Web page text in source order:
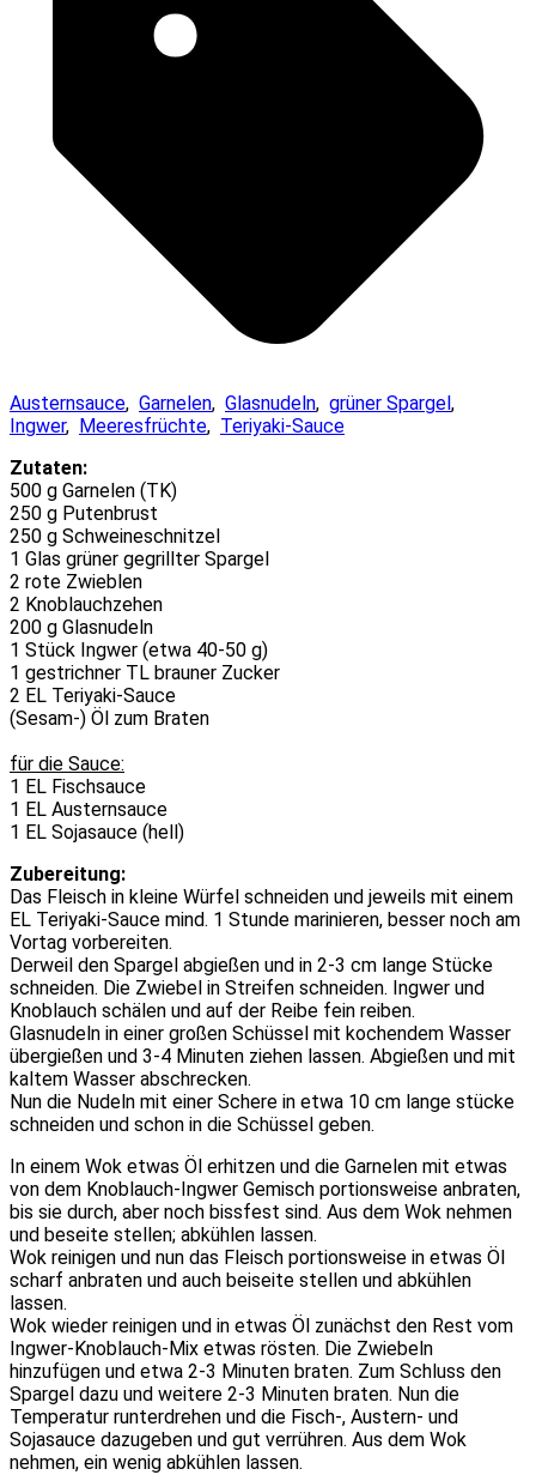
Austernsauce, Garnelen, Glasnudeln, grüner Spargel,
Ingwer, Meeresfrüchte, Teriyaki-Sauce
Zutaten:
500 g Garnelen (TK)
250 g Putenbrust
250 g Schweineschnitzel
1 Glas grüner gegrillter Spargel
2 rote Zwieblen
2 Knoblauchzehen
200 g Glasnudeln
1 Stück Ingwer (etwa 40-50 g)
1 gestrichner TL brauner Zucker
2 EL Teriyaki-Sauce
(Sesam-) Öl zum Braten
für die Sauce:
1 EL Fischsauce
1 EL Austernsauce
1 EL Sojasauce (hell)
Zubereitung:
Das Fleisch in kleine Würfel schneiden und jeweils mit einem
EL Teriyaki-Sauce mind. 1 Stunde marinieren, besser noch am
Vortag vorbereiten.
Derweil den Spargel abgießen und in 2-3 cm lange Stücke
schneiden. Die Zwiebel in Streifen schneiden. Ingwer und
Knoblauch schälen und auf der Reibe fein reiben.
Glasnudeln in einer großen Schüssel mit kochendem Wasser
übergießen und 3-4 Minuten ziehen lassen. Abgießen und mit
kaltem Wasser abschrecken.
Nun die Nudeln mit einer Schere in etwa 10 cm lange stücke
schneiden und schon in die Schüssel geben.
In einem Wok etwas Öl erhitzen und die Garnelen mit etwas
von dem Knoblauch-Ingwer Gemisch portionsweise anbraten,
bis sie durch, aber noch bissfest sind. Aus dem Wok nehmen
und beseite stellen; abkühlen lassen.
Wok reinigen und nun das Fleisch portionsweise in etwas Öl
scharf anbraten und auch beiseite stellen und abkühlen
lassen.
Wok wieder reinigen und in etwas Öl zunächst den Rest vom
Ingwer-Knoblauch-Mix etwas rösten. Die Zwiebeln
hinzufügen und etwa 2-3 Minuten braten. Zum Schluss den
Spargel dazu und weitere 2-3 Minuten braten. Nun die
Temperatur runterdrehen und die Fisch-, Austern- und
Sojasauce dazugeben und gut verrühren. Aus dem Wok
nehmen, ein wenig abkühlen lassen.